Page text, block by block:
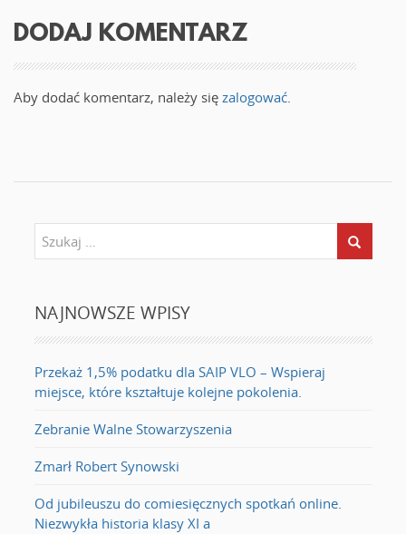
DODAJ KOMENTARZ
Aby dodać komentarz, należy się zalogować
NAJNOWSZE WPISY
Przekaż 1,5% podatku dla SAIP VLO – Wspieraj
miejsce, które kształtuje kolejne pokolenia.
Zebranie Walne Stowarzyszenia
Zmarł Robert Synowski
Od jubileuszu do comiesięcznych spotkań online.
Niezwykła historia klasy XI a